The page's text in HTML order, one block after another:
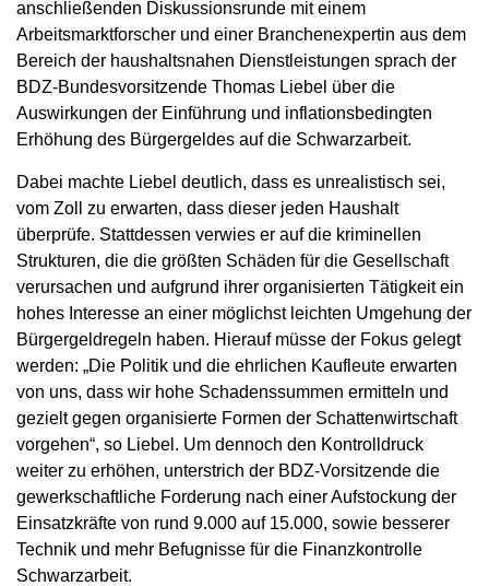
anschließenden Diskussionsrunde mit einem
Arbeitsmarktforscher und einer Branchenexpertin aus dem
Bereich der haushaltsnahen Dienstleistungen sprach der
BDZ-Bundesvorsitzende Thomas Liebel über die
Auswirkungen der Einführung und inflationsbedingten
Erhöhung des Bürgergeldes auf die Schwarzarbeit.
Dabei machte Liebel deutlich, dass es unrealistisch sei,
vom Zoll zu erwarten, dass dieser jeden Haushalt
überprüfe. Stattdessen verwies er auf die kriminellen
Strukturen, die die größten Schäden für die Gesellschaft
verursachen und aufgrund ihrer organisierten Tätigkeit ein
hohes Interesse an einer möglichst leichten Umgehung der
Bürgergeldregeln haben. Hierauf müsse der Fokus gelegt
werden: „Die Politik und die ehrlichen Kaufleute erwarten
von uns, dass wir hohe Schadenssummen ermitteln und
gezielt gegen organisierte Formen der Schattenwirtschaft
vorgehen“, so Liebel. Um dennoch den Kontrolldruck
weiter zu erhöhen, unterstrich der BDZ-Vorsitzende die
gewerkschaftliche Forderung nach einer Aufstockung der
Einsatzkräfte von rund 9.000 auf 15.000, sowie besserer
Technik und mehr Befugnisse für die Finanzkontrolle
Schwarzarbeit.